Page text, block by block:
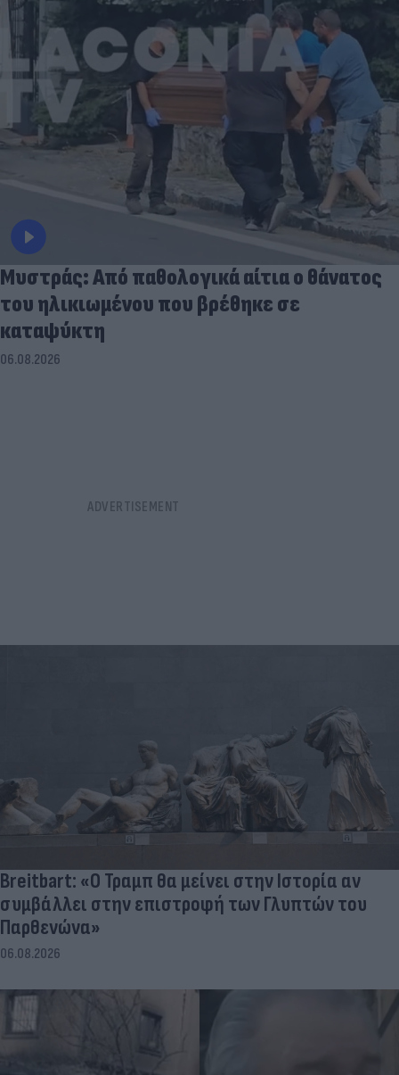
Μυστράς: Από παθολογικά αίτια ο θάνατος
του ηλικιωμένου που βρέθηκε σε
καταψύκτη
06.08.2026
Breitbart: «Ο Τραμπ θα μείνει στην Ιστορία αν
συμβάλλει στην επιστροφή των Γλυπτών του
Παρθενώνα»
06.08.2026